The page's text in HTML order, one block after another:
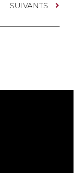
SUIVANTS